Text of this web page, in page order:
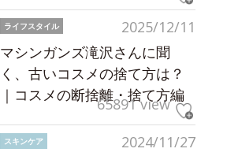
2025/12/11
ライフスタイル
マシンガンズ滝沢さんに聞
く、古いコスメの捨て方は？
｜コスメの断捨離・捨て方編
65891 view
2024/11/27
スキンケア